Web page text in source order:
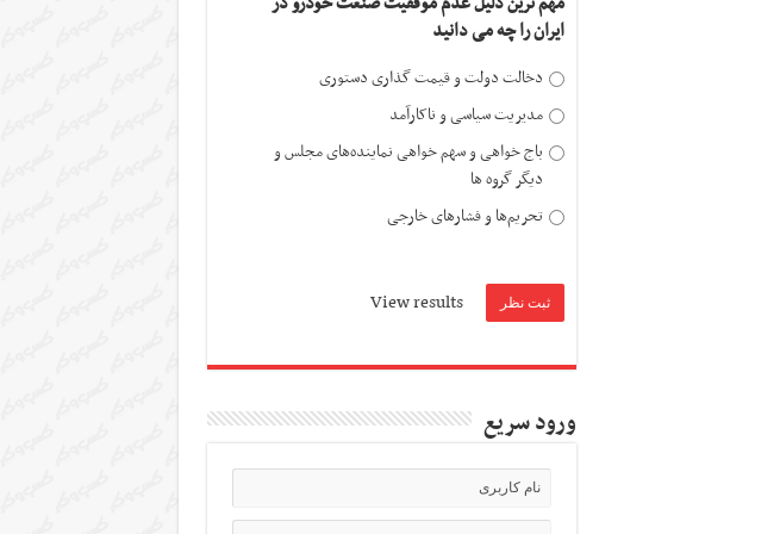
ایران را چه می دانید
دخالت دولت و قیمت گذاری دستوری
مدیریت سیاسی و ناکارآمد
باج خواهی و سهم خواهی نماینده‌های مجلس و
دیگر گروه ها
تحریم‌ها و فشارهای خارجی
View results
ورود سریع